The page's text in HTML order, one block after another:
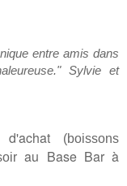
entre amis dans
Sylvie et
(boissons
au Base Bar à